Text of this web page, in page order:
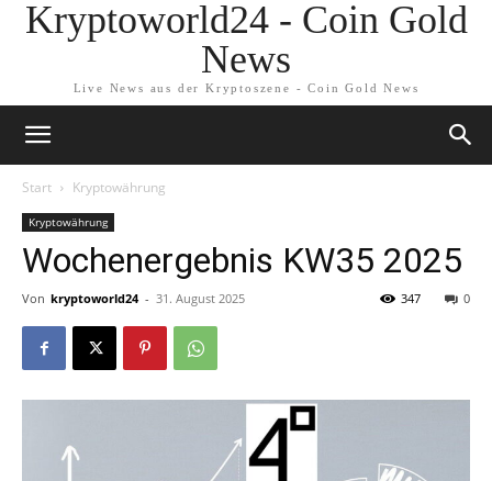
Kryptoworld24 - Coin Gold
News
Live News aus der Kryptoszene - Coin Gold News
Start Kryptowährung
Kryptowährung
Wochenergebnis KW35 2025
Von kryptoworld24 - 31. August 2025 0
347